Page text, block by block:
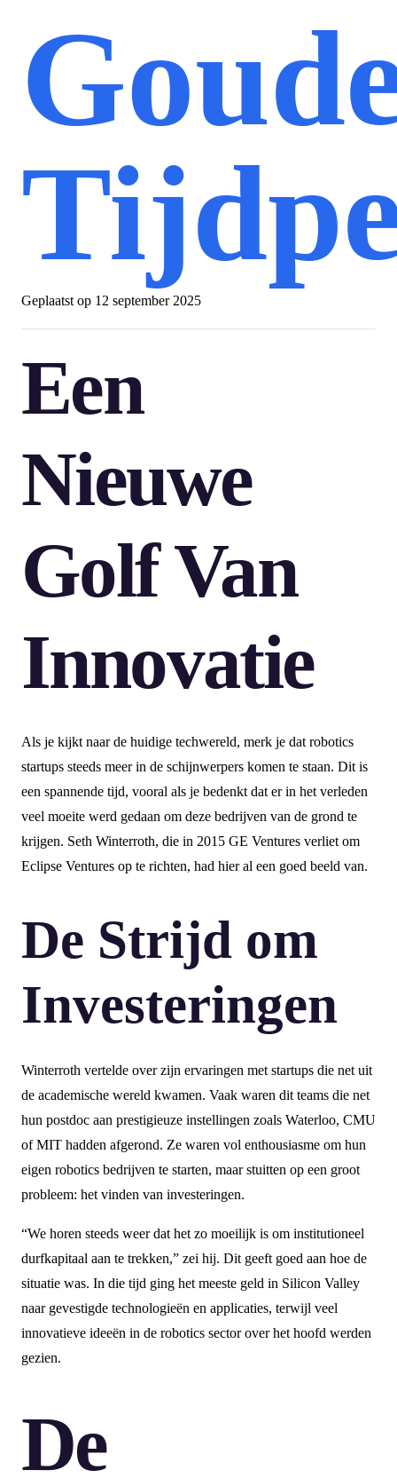
Geplaatst op 12 september 2025
Een
Nieuwe
Golf Van
Innovatie
Als je kijkt naar de huidige techwereld, merk je dat robotics
startups steeds meer in de schijnwerpers komen te staan. Dit is
een spannende tijd, vooral als je bedenkt dat er in het verleden
veel moeite werd gedaan om deze bedrijven van de grond te
krijgen. Seth Winterroth, die in 2015 GE Ventures verliet om
Eclipse Ventures op te richten, had hier al een goed beeld van.
De Strijd om
Investeringen
Winterroth vertelde over zijn ervaringen met startups die net uit
de academische wereld kwamen. Vaak waren dit teams die net
hun postdoc aan prestigieuze instellingen zoals Waterloo, CMU
of MIT hadden afgerond. Ze waren vol enthousiasme om hun
eigen robotics bedrijven te starten, maar stuitten op een groot
probleem: het vinden van investeringen.
“We horen steeds weer dat het zo moeilijk is om institutioneel
durfkapitaal aan te trekken,” zei hij. Dit geeft goed aan hoe de
situatie was. In die tijd ging het meeste geld in Silicon Valley
naar gevestigde technologieën en applicaties, terwijl veel
innovatieve ideeën in de robotics sector over het hoofd werden
gezien.
De